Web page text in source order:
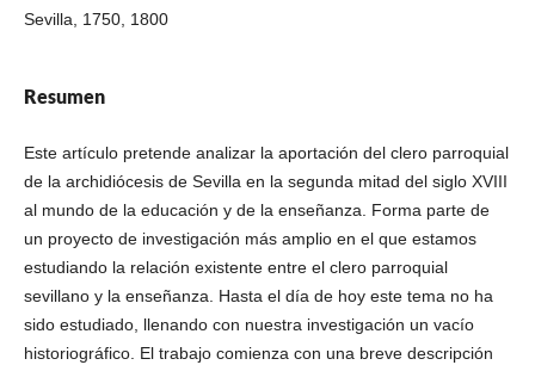
Sevilla, 1750, 1800
Resumen
Este artículo pretende analizar la aportación del clero parroquial
de la archidiócesis de Sevilla en la segunda mitad del siglo XVIII
al mundo de la educación y de la enseñanza. Forma parte de
un proyecto de investigación más amplio en el que estamos
estudiando la relación existente entre el clero parroquial
sevillano y la enseñanza. Hasta el día de hoy este tema no ha
sido estudiado, llenando con nuestra investigación un vacío
historiográfico. El trabajo comienza con una breve descripción